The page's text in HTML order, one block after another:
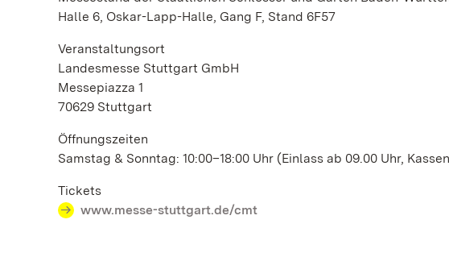
Halle 6, Oskar-Lapp-Halle, Gang F, Stand 6F57
Veranstaltungsort
Landesmesse Stuttgart GmbH
Messepiazza 1
70629 Stuttgart
Öffnungszeiten
Samstag & Sonntag: 10:00–18:00 Uhr (Einlass ab 09.00 Uhr,
Tickets
www.messe-stuttgart.de/cmt